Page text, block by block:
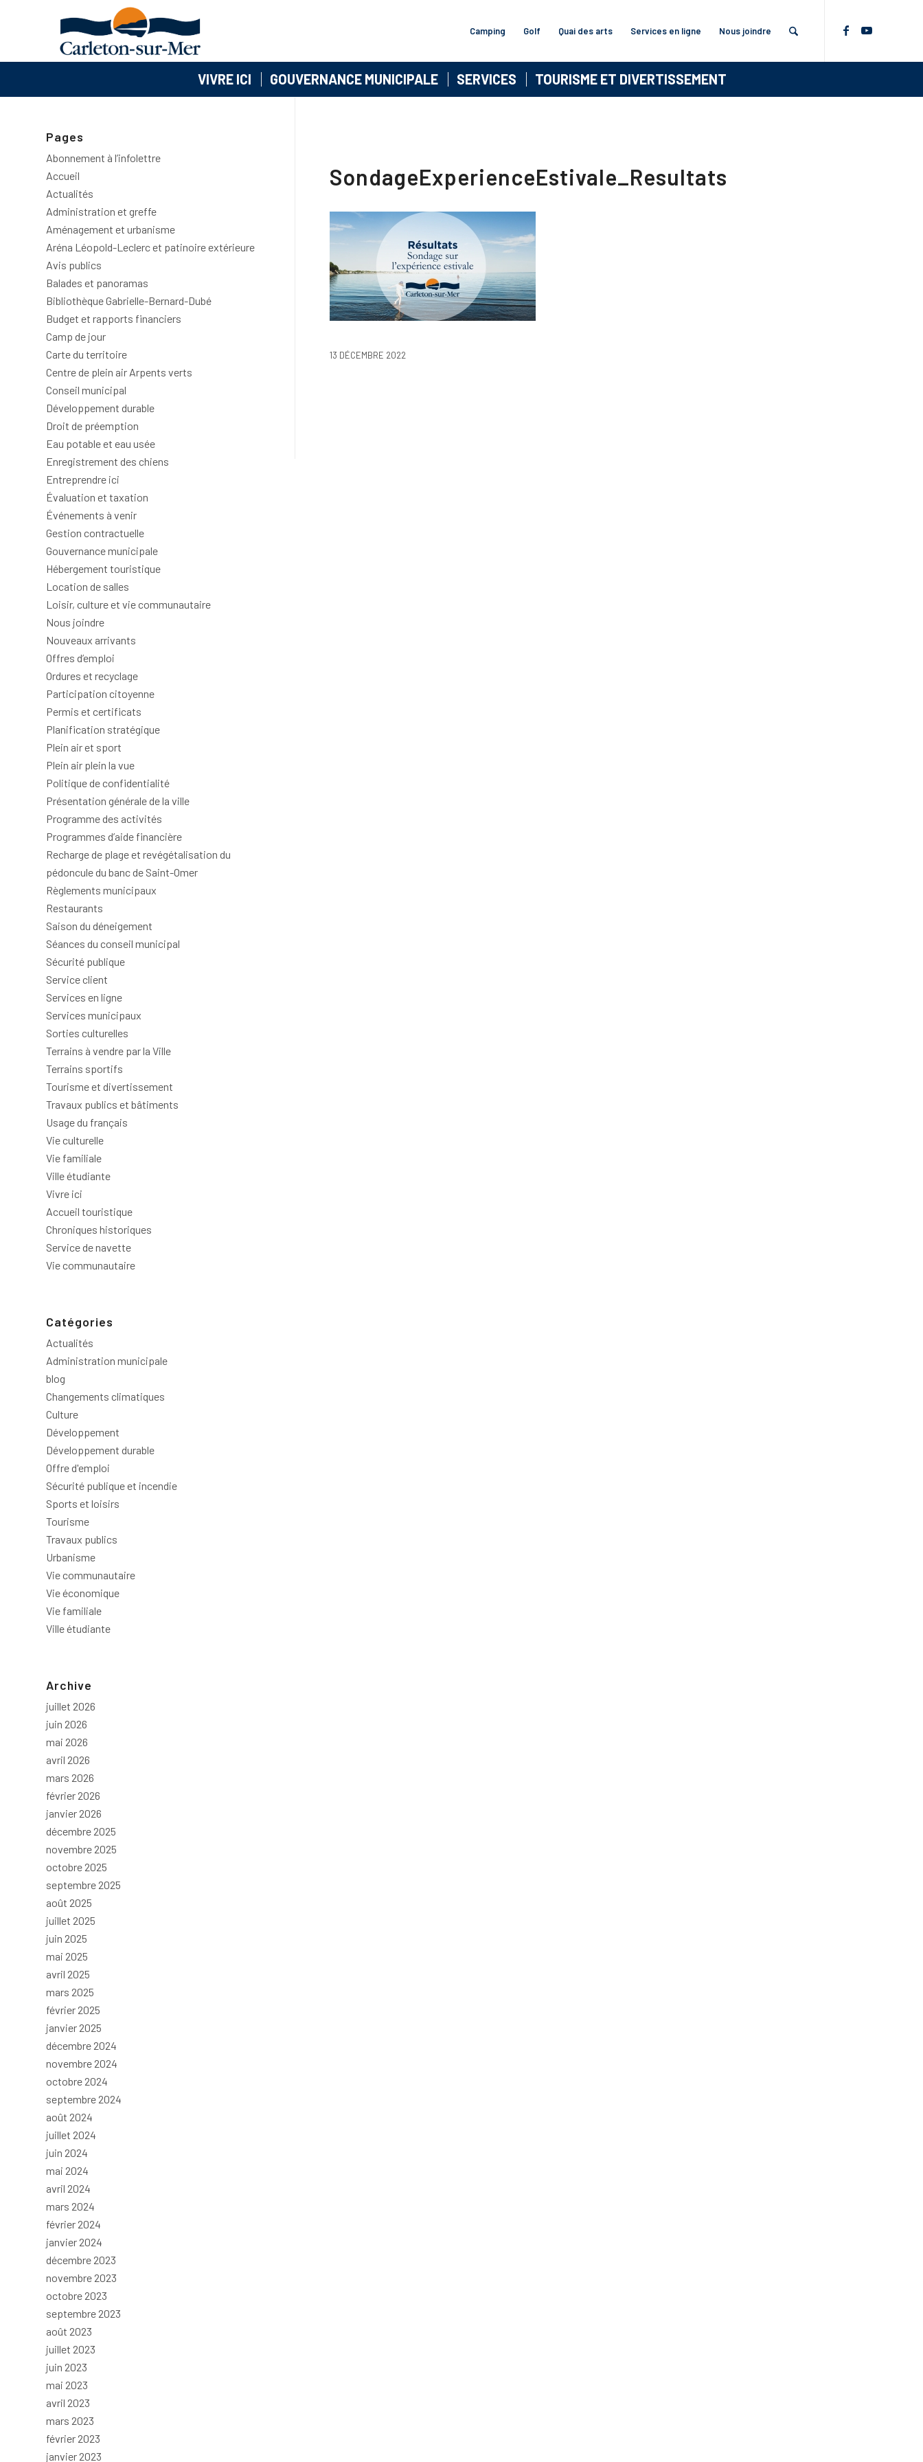
Camping Golf Quai des arts Services en ligne Nous joindre
VIVRE ICI GOUVERNANCE MUNICIPALE SERVICES TOURISME ET DIVERTISSEMENT
SondageExperienceEstivale_Resultats
13 DÉCEMBRE 2022
Pages
Abonnement à l’infolettre
Accueil
Actualités
Administration et greffe
Aménagement et urbanisme
Aréna Léopold-Leclerc et patinoire extérieure
Avis publics
Balades et panoramas
Bibliothèque Gabrielle-Bernard-Dubé
Budget et rapports financiers
Camp de jour
Carte du territoire
Centre de plein air Arpents verts
Conseil municipal
Développement durable
Droit de préemption
Eau potable et eau usée
Enregistrement des chiens
Entreprendre ici
Évaluation et taxation
Événements à venir
Gestion contractuelle
Gouvernance municipale
Hébergement touristique
Location de salles
Loisir, culture et vie communautaire
Nous joindre
Nouveaux arrivants
Offres d’emploi
Ordures et recyclage
Participation citoyenne
Permis et certificats
Planification stratégique
Plein air et sport
Plein air plein la vue
Politique de confidentialité
Présentation générale de la ville
Programme des activités
Programmes d’aide financière
Recharge de plage et revégétalisation du
pédoncule du banc de Saint-Omer
Règlements municipaux
Restaurants
Saison du déneigement
Séances du conseil municipal
Sécurité publique
Service client
Services en ligne
Services municipaux
Sorties culturelles
Terrains à vendre par la Ville
Terrains sportifs
Tourisme et divertissement
Travaux publics et bâtiments
Usage du français
Vie culturelle
Vie familiale
Ville étudiante
Vivre ici
Accueil touristique
Chroniques historiques
Service de navette
Vie communautaire
Catégories
Actualités
Administration municipale
blog
Changements climatiques
Culture
Développement
Développement durable
Offre d'emploi
Sécurité publique et incendie
Sports et loisirs
Tourisme
Travaux publics
Urbanisme
Vie communautaire
Vie économique
Vie familiale
Ville étudiante
Archive
juillet 2026
juin 2026
mai 2026
avril 2026
mars 2026
février 2026
janvier 2026
décembre 2025
novembre 2025
octobre 2025
septembre 2025
août 2025
juillet 2025
juin 2025
mai 2025
avril 2025
mars 2025
février 2025
janvier 2025
décembre 2024
novembre 2024
octobre 2024
septembre 2024
août 2024
juillet 2024
juin 2024
mai 2024
avril 2024
mars 2024
février 2024
janvier 2024
décembre 2023
novembre 2023
octobre 2023
septembre 2023
août 2023
juillet 2023
juin 2023
mai 2023
avril 2023
mars 2023
février 2023
janvier 2023